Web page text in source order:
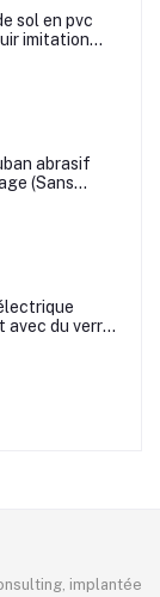
sol en pvc
imitation
sol sans
en plusieurs
abrasif
avec du verre
implantée